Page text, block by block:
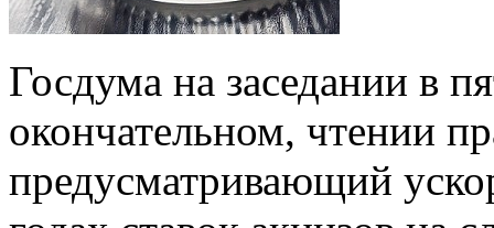
Госдума на заседании в
окончательном, чтении
предусматривающий